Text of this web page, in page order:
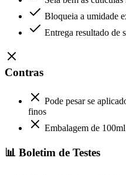
Bloqueia a umidade
Entrega resultado de
Contras
Pode pesar se
finos
Embalagem de
📊 Boletim de Testes